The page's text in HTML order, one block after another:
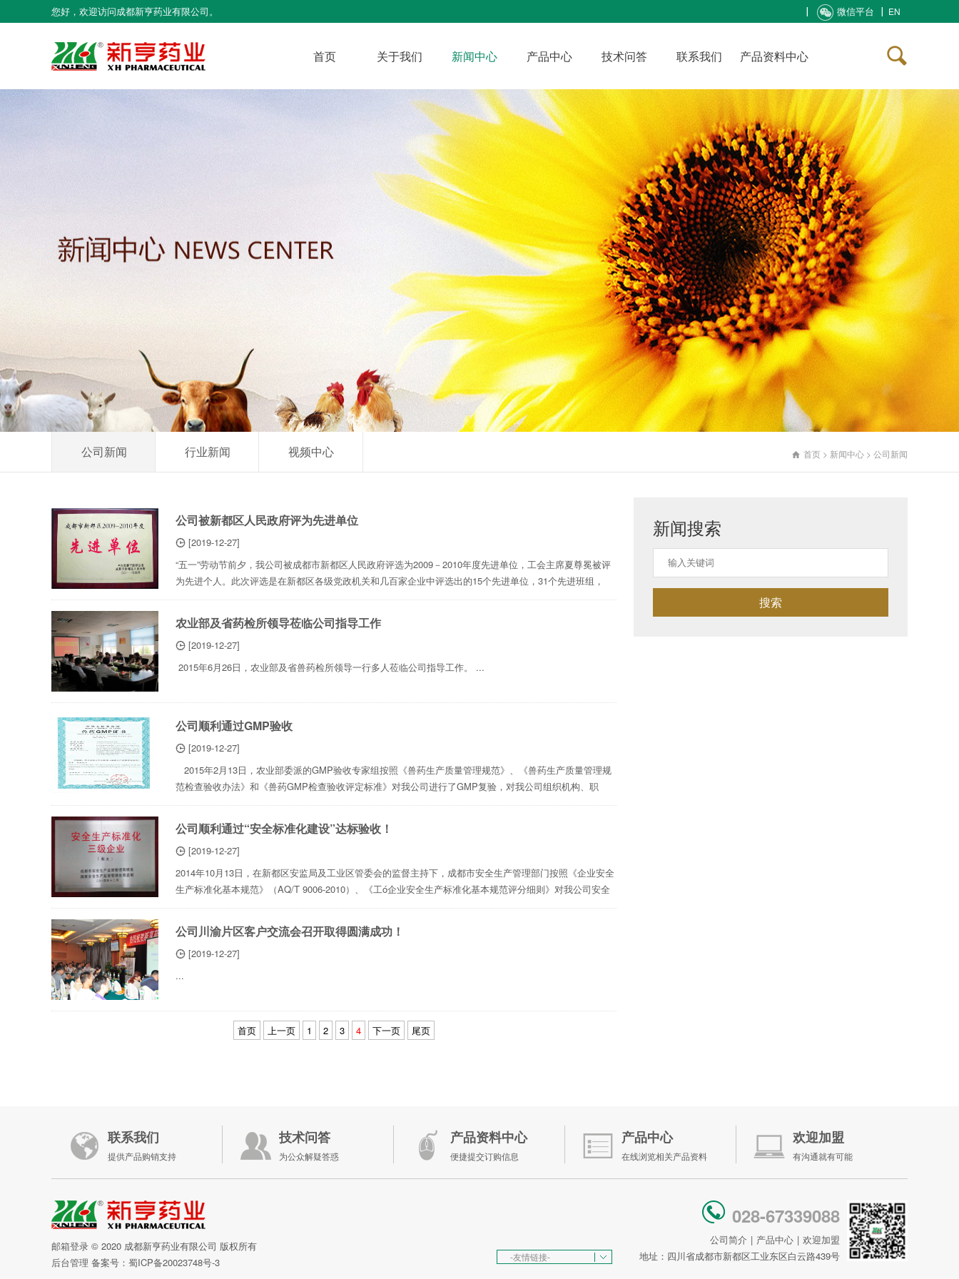
您好，欢迎访问成都新亨药业有限公司。 EN
微信平台
首页 关于我们 新闻中心 产品中心 技术问答 联系我们 产品资料中心
公司新闻 行业新闻 视频中心  首页 > 新闻中心 > 公司新闻
新闻搜索
搜索
公司被新都区人民政府评为先进单位
 [2019-12-27]
“五一”劳动节前夕，我公司被成都市新都区人民政府评选为2009－2010年度先进单位，工会主席夏尊冕被评
为先进个人。此次评选是在新都区各级党政机关和几百家企业中评选出的15个先进单位，31个先进班组，
117个先进个人，并经社会公示后评定的。 ...
农业部及省药检所领导莅临公司指导工作
 [2019-12-27]
2015年6月26日，农业部及省兽药检所领导一行多人莅临公司指导工作。 ...
公司顺利通过GMP验收
 [2019-12-27]
2015年2月13日，农业部委派的GMP验收专家组按照《兽药生产质量管理规范》、《兽药生产质量管理规
范检查验收办法》和《兽药GMP检查验收评定标准》对我公司进行了GMP复验，对我公司组织机构、职
能、人员结构、素质和培训情况；厂区车间环境情况、卫生状况；实验室环境及设施设备、监测仪器、生产
公司顺利通过“安全标准化建设”达标验收！
 [2019-12-27]
2014年10月13日，在新都区安监局及工业区管委会的监督主持下，成都市安全生产管理部门按照《企业安全
生产标准化基本规范》（AQ/T 9006-2010）、《工ó企业安全生产标准化基本规范评分细则》对我公司安全
标准化建设情况通过听取汇报、现场查看、现场提问、逐条评分等方式，对我公司安全标准化建设情况进行
公司川渝片区客户交流会召开取得圆满成功！
 [2019-12-27]
...
首页 上一页 1 2 3 4 下一页 尾页
联系我们
提供产品购销支持
技术问答
为公众解疑答惑
产品资料中心
便捷提交订购信息
产品中心
在线浏览相关产品资料
欢迎加盟
有沟通就有可能
邮箱登录 © 2020 成都新亨药业有限公司 版权所有
后台管理 备案号： 蜀ICP备20023748号-3
028-67339088
公司简介 | 产品中心 | 欢迎加盟
地址：四川省成都市新都区工业东区白云路439号
-友情链接-